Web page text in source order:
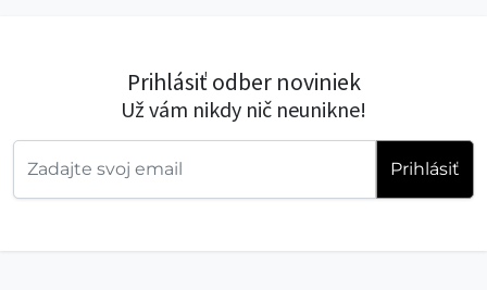
Prihlásiť odber noviniek
Už vám nikdy nič neunikne!
Prihlásiť